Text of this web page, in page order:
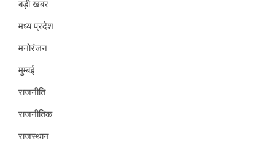
बड़ी खबर
मध्य प्रदेश
मनोरंजन
मुम्बई
राजनीति
राजनीतिक
राजस्थान